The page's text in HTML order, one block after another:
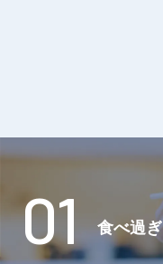
01 食べ過ぎ